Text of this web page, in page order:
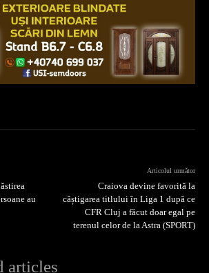
au
Articolul următor
Craiova devine favorită la
câștigarea titlului în Liga 1 după ce
CFR Cluj a făcut doar egal pe
terenul celor de la Astra (SPORT)
articles